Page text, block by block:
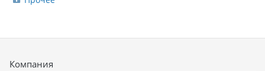
Компания